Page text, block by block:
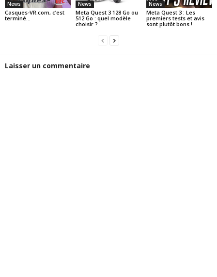
News
Casques-VR.com, c’est
terminé…
News
Meta Quest 3 128 Go ou
512 Go : quel modèle
choisir ?
News
Meta Quest 3 : Les
premiers tests et avis
sont plutôt bons !
Laisser un commentaire